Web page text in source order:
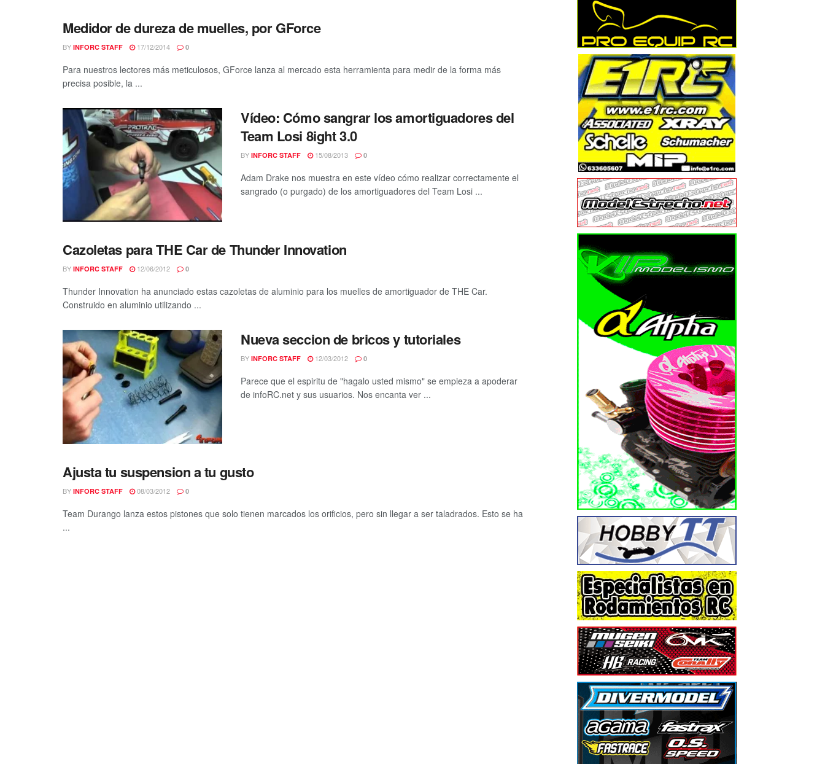
Medidor de dureza de muelles, por GForce
BY INFORC STAFF 17/12/2014 0
Para nuestros lectores más meticulosos, GForce lanza al mercado esta herramienta para medir de la forma más
precisa posible, la ...
Vídeo: Cómo sangrar los amortiguadores del
Team Losi 8ight 3.0
BY INFORC STAFF 15/08/2013 0
Adam Drake nos muestra en este vídeo cómo realizar correctamente el
sangrado (o purgado) de los amortiguadores del Team Losi ...
Cazoletas para THE Car de Thunder Innovation
BY INFORC STAFF 12/06/2012 0
Thunder Innovation ha anunciado estas cazoletas de aluminio para los muelles de amortiguador de THE Car.
Construido en aluminio utilizando ...
Nueva seccion de bricos y tutoriales
BY INFORC STAFF 12/03/2012 0
Parece que el espiritu de "hagalo usted mismo" se empieza a apoderar
de infoRC.net y sus usuarios. Nos encanta ver ...
Ajusta tu suspension a tu gusto
BY INFORC STAFF 08/03/2012 0
Team Durango lanza estos pistones que solo tienen marcados los orificios, pero sin llegar a ser taladrados. Esto se ha
...